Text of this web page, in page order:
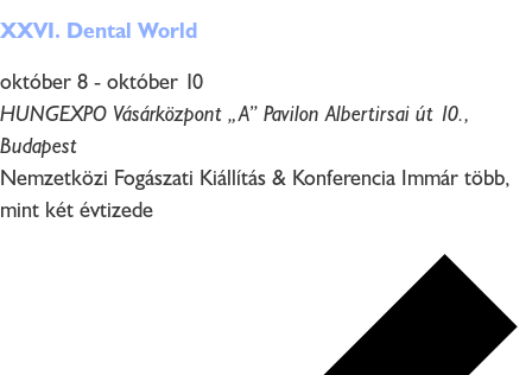
XXVI. Dental World
október 8 - október 10
HUNGEXPO Vásárközpont „A” PavilonAlbertirsai út 10.,
Budapest
Nemzetközi Fogászati Kiállítás & Konferencia Immár több,
mint két évtizede